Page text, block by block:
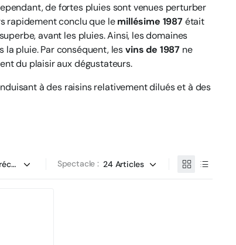
de fortes pluies sont venues perturber
rapidement conclu que lemillésime 1987était
avant les pluies. Ainsi, les domaines
la pluie. Par conséquent, lesvins de 1987 ne
du plaisir aux dégustateurs.
à des raisins relativement dilués et à des
Spectacle :